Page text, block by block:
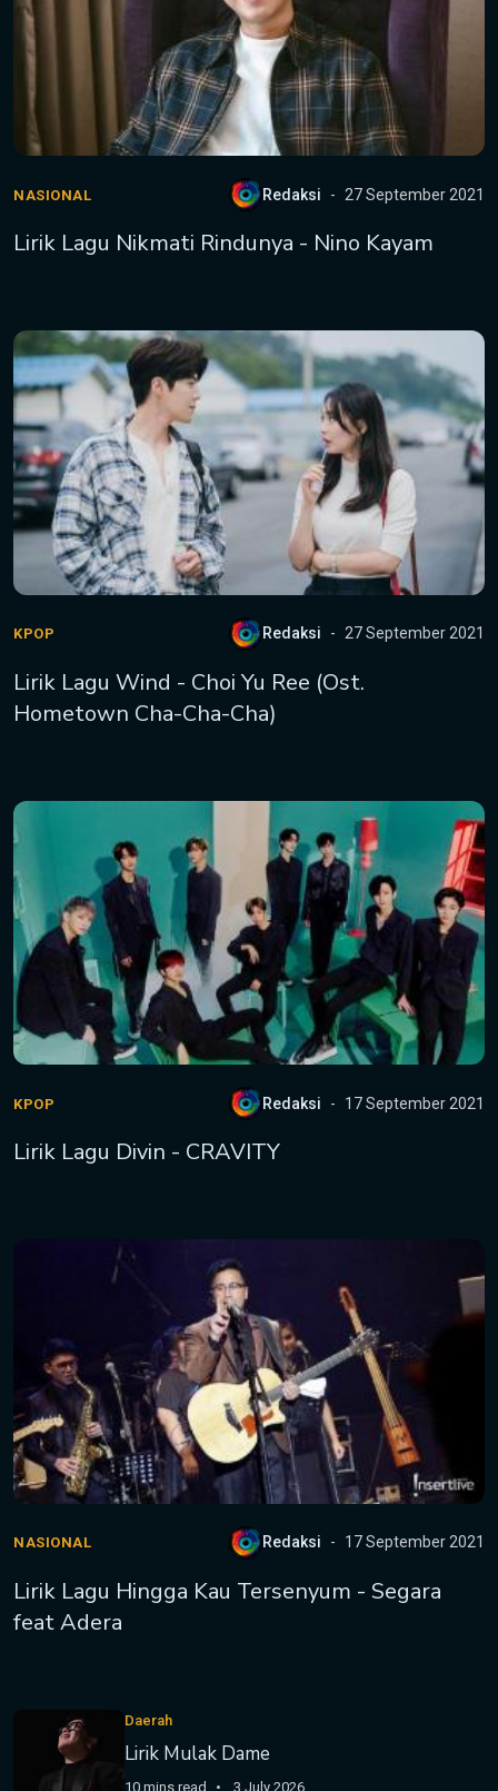
NASIONAL Redaksi 27 September 2021
Lirik Lagu Nikmati Rindunya - Nino Kayam
KPOP Redaksi 27 September 2021
Lirik Lagu Wind - Choi Yu Ree (Ost.
Hometown Cha-Cha-Cha)
KPOP Redaksi 17 September 2021
Lirik Lagu Divin - CRAVITY
NASIONAL Redaksi 17 September 2021
Lirik Lagu Hingga Kau Tersenyum - Segara
feat Adera
Daerah
Lirik Mulak Dame
10 mins read 3 July 2026